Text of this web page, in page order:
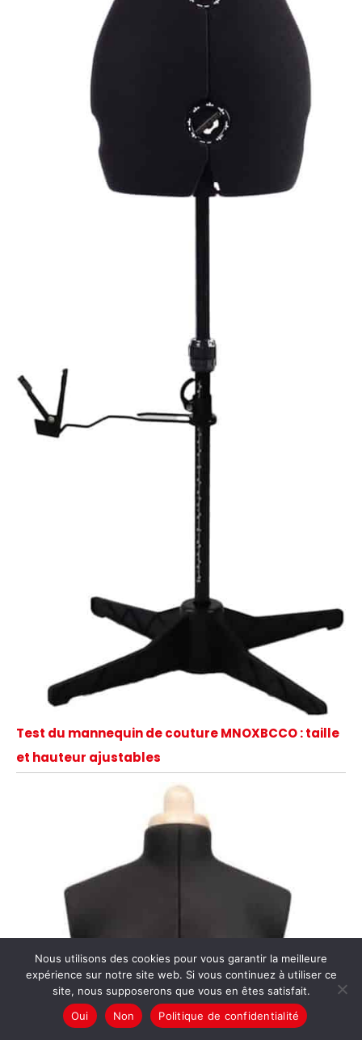
Test du mannequin de couture MNOXBCCO : taille
et hauteur ajustables
Nous utilisons des cookies pour vous garantir la meilleure
expérience sur notre site web. Si vous continuez à utiliser ce
site, nous supposerons que vous en êtes satisfait.
Oui
Non Politique de confidentialité